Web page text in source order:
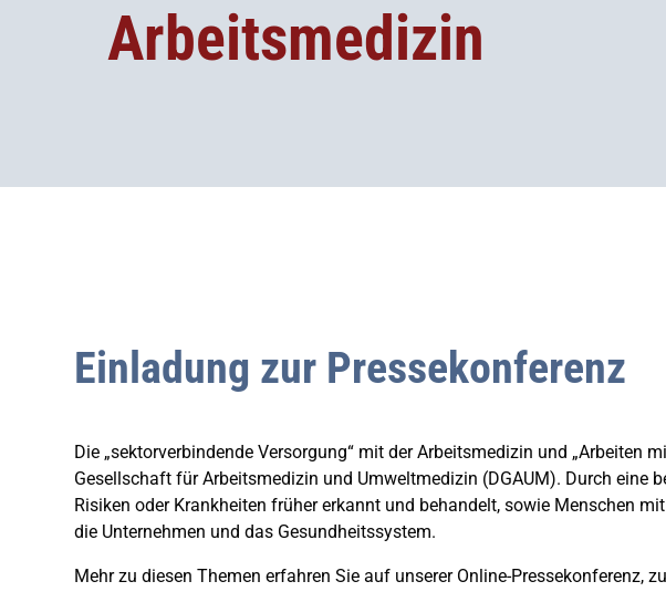
Arbeitsmedizin
Einladung zur Pressekonferenz
Die „sektorverbindende Versorgung“ mit der Arbeitsmedizin und
Gesellschaft für Arbeitsmedizin und Umweltmedizin (DGAUM). Durch eine
Risiken oder Krankheiten früher erkannt und behandelt, sowie Menschen
die Unternehmen und das Gesundheitssystem.
Mehr zu diesen Themen erfahren Sie auf unserer Online-Pressekonferenz,